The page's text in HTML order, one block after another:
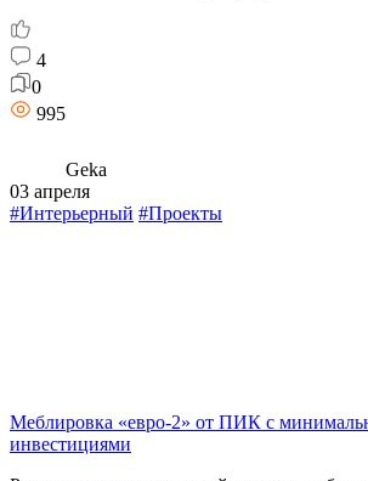
4
0
995
Geka
03 апреля
#Интерьерный #Проекты
Меблировка «евро-2» от ПИК с
инвестициями